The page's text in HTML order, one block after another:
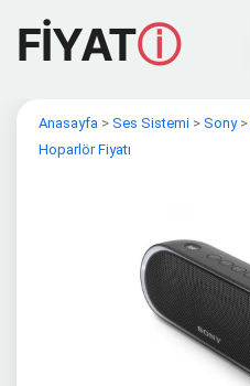
FİYATⓘ
Anasayfa > Ses Sistemi > Sony>
Hoparlör Fiyatı